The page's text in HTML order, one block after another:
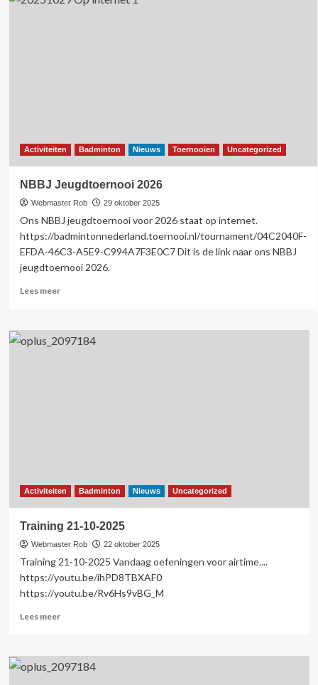
Activiteiten Badminton Nieuws Toernooien Uncategorized
NBBJ Jeugdtoernooi 2026
Webmaster Rob 29 oktober 2025
Ons NBBJ jeugdtoernooi voor 2026 staat op internet.
https://badmintonnederland.toernooi.nl/tournament/04C2040F-
EFDA-46C3-A5E9-C994A7F3E0C7 Dit is de link naar ons NBBJ
jeugdtoernooi 2026.
Lees meerLees
NBBJ
Jeugdtoernooi
Activiteiten Badminton Nieuws Uncategorized
Training 21-10-2025
Webmaster Rob 22 oktober 2025
Training 21-10-2025 Vandaag oefeningen voor airtime....
https://youtu.be/ihPD8TBXAF0
https://youtu.be/Rv6Hs9vBG_M
Lees meerLees
Training
21-